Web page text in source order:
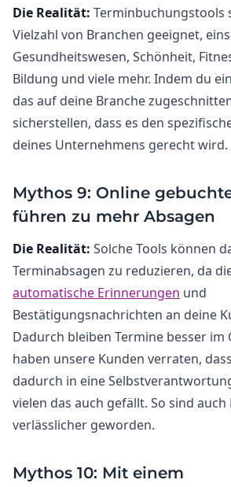
Die Realität: Terminbuchungstools
Vielzahl von Branchen geeignet,
Gesundheitswesen, Schönheit,
Bildung und viele mehr. Indem du
das auf deine Branche
sicherstellen, dass es den
deines Unternehmens gerecht wird.
Mythos 9: Online
führen zu mehr Absagen
Die Realität: Solche Tools können
Terminabsagen zu reduzieren, da
automatische Erinnerungen und
Bestätigungsnachrichten an deine
Dadurch bleiben Termine besser im
haben unsere Kunden verraten,
dadurch in eine
vielen das auch gefällt. So sind
verlässlicher geworden.
Mythos 10: Mit einem